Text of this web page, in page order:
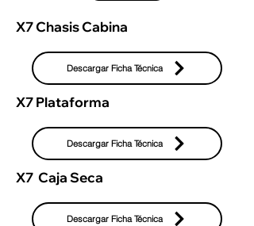
X7 Chasis Cabina
Descargar Ficha Técnica
X7 Plataforma
Descargar Ficha Técnica
X7 Caja Seca
Descargar Ficha Técnica